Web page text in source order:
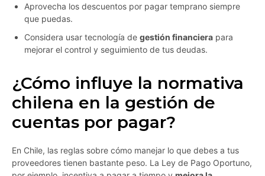
Aprovecha los descuentos por pagar temprano siempre
que puedas.
Considera usar tecnología de gestión financiera para
mejorar el control y seguimiento de tus deudas.
¿Cómo influye la normativa
chilena en la gestión de
cuentas por pagar?
En Chile, las reglas sobre cómo manejar lo que debes a tus
proveedores tienen bastante peso. La Ley de Pago Oportuno,